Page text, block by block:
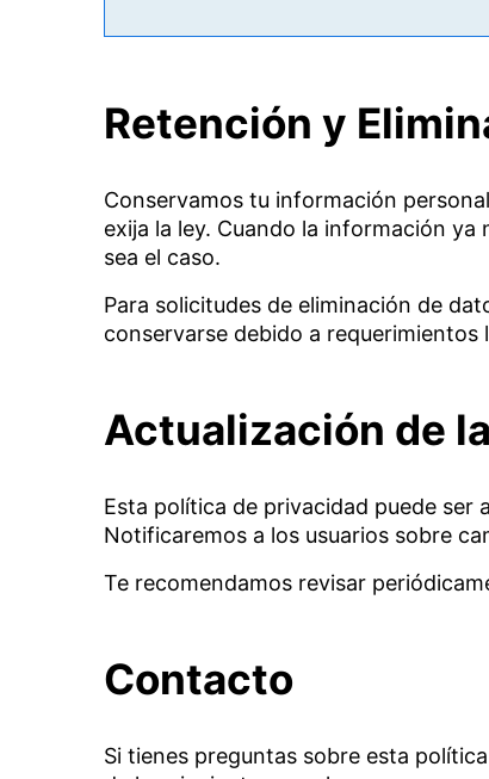
Retención y
Conservamos tu información
exija la ley. Cuando la información ya
sea el caso.
Para solicitudes de eliminación de
conservarse debido a requerimientos
Actualización de
Esta política de privacidad puede ser
Notificaremos a los usuarios sobre
Te recomendamos revisar
Contacto
Si tienes preguntas sobre esta